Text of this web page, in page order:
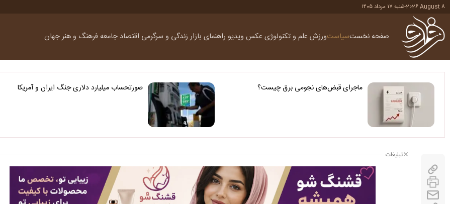
2026 August 8
-شنبه ۱۷ مرداد ۱۴۰۵
صفحه نخستسیاستورزش علم و تکنولوژی عکس ویدیو راهنمای بازارزندگی و سرگرمی اقتصاد جامعهفرهنگ و هنرجهان
ماجرای قبض‌های نجومی برق چیست؟ صورتحساب میلیارد دلاری جنگ ایران و آمریکا
تبلیغات